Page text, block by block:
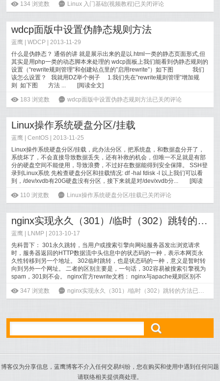
ė 134 浏览数 6 Linux 入门基础(视频教程)已关闭评论
wdcp面版中设置伪静态规则方法
蓝鹰 |WDCP | 2013-11-29
什么是伪静态？ 通俗的讲 就是展示出来的是以.html一类的静态页面形式,但
其实是用php一类的动态脚本来处理的 wdcp面板上我们能看到伪静态规则的
设置（“rewrite规则管理”和创建站点里的”启用rewrite”）如下图 我们
该怎么设置？ 我就用DZ举个例子 1.我们先在”rewrite规则管理”增加规
则 如下图 方法 ...
[阅读全文]
ė 183 浏览数 6 wdcp面版中设置伪静态规则方法已关闭评论
Linux操作系统硬盘分区/挂载
蓝鹰 |CentOS | 2013-11-25
Linux操作系统硬盘分区/挂载，此办法分区，把系统盘，和数据盘分开了，
系统坏了，不会直接导致数据丢失，还有补救的机会，但唯一不足就是有部
分的硬盘空间不能使用，导致浪费，不过好在数据能得到安全保障。 SSH登
录到Linux系统 先检查硬盘分区和挂载情况: df -hal fdisk -l 以上我们可以看
到，/dev/xvdb有20G硬盘没有分区，接下来就是对/dev/xvdb分...
[阅读
ė 110 浏览数 6 Linux操作系统硬盘分区/挂载已关闭评论
nginx实现永久（301）/临时（302）跳转的方法
蓝鹰 | LNMP | 2013-10-17
先科普下： 301永久跳转，当用户或搜索引擎向网站服务器发出浏览请求
时，服务器返回的HTTP数据流中头信息中的状态码的一种，表示本网页永
久性转移到另一个地址。 302临时跳转，也是状态码的一种，意义是暂时转
向到另外一个网址。 二者的区别主要是，一句话，302容易被搜索引擎视为
spam，301则不会。 nginx官方rewrite文档： nginx与apache规则区别不
ė 347 浏览数 6 nginx实现永久（301）/临时（302）跳转的方法已关闭评论
ő
博客仅为分享信息，蓝鹰博客不介入任何交易纠纷，您在购买和使用中遇到任何问题
请联络相关提供商处理。